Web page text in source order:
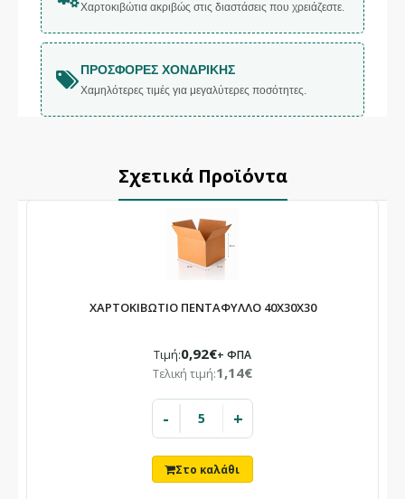
Χαρτοκιβώτια ακριβώς στις διαστάσεις που χρειάζεστε.
ΠΡΟΣΦΟΡΈΣ ΧΟΝΔΡΙΚΉΣ
Χαμηλότερες τιμές για μεγαλύτερες ποσότητες.
Σχετικά Προϊόντα
ΧΑΡΤΟΚΙΒΩΤΙΟ ΠΕΝΤΑΦΥΛΛΟ 40X30X30
Τιμή:0,92€+ ΦΠΑ
Τελική τιμή:1,14€
- +